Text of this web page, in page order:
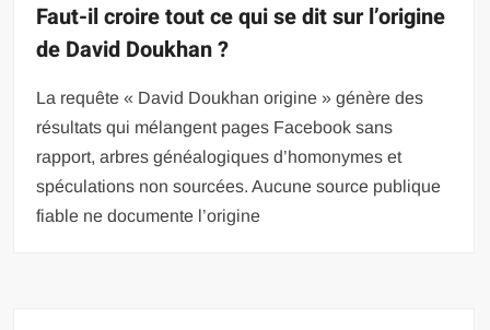
Faut-il croire tout ce qui se dit sur l’origine
de David Doukhan ?
La requête « David Doukhan origine » génère des
résultats qui mélangent pages Facebook sans
rapport, arbres généalogiques d’homonymes et
spéculations non sourcées. Aucune source publique
fiable ne documente l’origine